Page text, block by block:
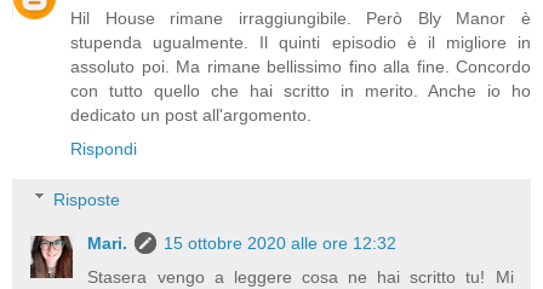
Hil House rimane irraggiungibile. Però Bly Manor è
stupenda ugualmente. Il quinti episodio è il migliore in
assoluto poi. Ma rimane bellissimo fino alla fine. Concordo
con tutto quello che hai scritto in merito. Anche io ho
dedicato un post all'argomento.
Rispondi
Risposte
Mari.
15 ottobre 2020 alle ore 12:32
Stasera vengo a leggere cosa ne hai scritto tu! Mi